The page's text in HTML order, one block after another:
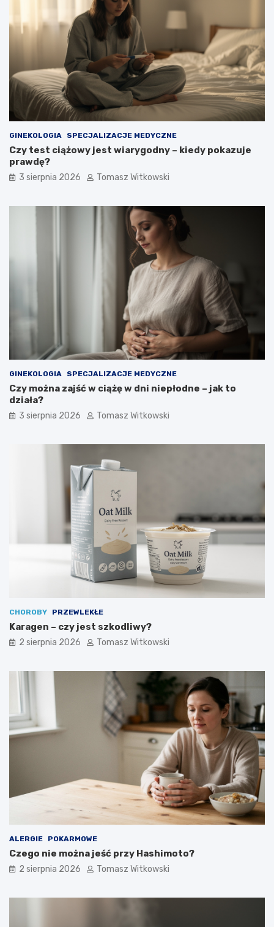
GINEKOLOGIA SPECJALIZACJE MEDYCZNE
Czy test ciążowy jest wiarygodny – kiedy pokazuje
prawdę?
3 sierpnia 2026 Tomasz Witkowski
GINEKOLOGIA SPECJALIZACJE MEDYCZNE
Czy można zajść w ciążę w dni niepłodne – jak to
działa?
3 sierpnia 2026 Tomasz Witkowski
CHOROBY PRZEWLEKŁE
Karagen – czy jest szkodliwy?
2 sierpnia 2026 Tomasz Witkowski
ALERGIE POKARMOWE
Czego nie można jeść przy Hashimoto?
2 sierpnia 2026 Tomasz Witkowski